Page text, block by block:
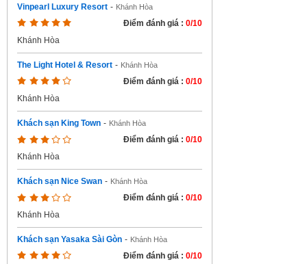
Vinpearl Luxury Resort - Khánh Hòa
Điểm đánh giá : 0/10
Khánh Hòa
The Light Hotel & Resort - Khánh Hòa
Điểm đánh giá : 0/10
Khánh Hòa
Khách sạn King Town - Khánh Hòa
Điểm đánh giá : 0/10
Khánh Hòa
Khách sạn Nice Swan - Khánh Hòa
Điểm đánh giá : 0/10
Khánh Hòa
Khách sạn Yasaka Sài Gòn - Khánh Hòa
Điểm đánh giá : 0/10